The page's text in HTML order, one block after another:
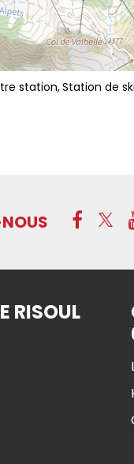
station Station de
RISOUL